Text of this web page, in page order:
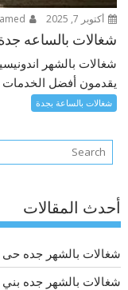
أكتوبر 7, 2025
شغالات بالساعه جدة
شغالات بالشهر
يقدمون أفضل الخدمات
شغالات بالساعة بجدة
أحدث المقالات
شغالات بالشهر جده حى الرحاب
شغالات بالشهر جده بني مالك